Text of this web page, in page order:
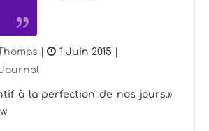
| 1 Juin 2015 |
à la perfection de nos jours.»